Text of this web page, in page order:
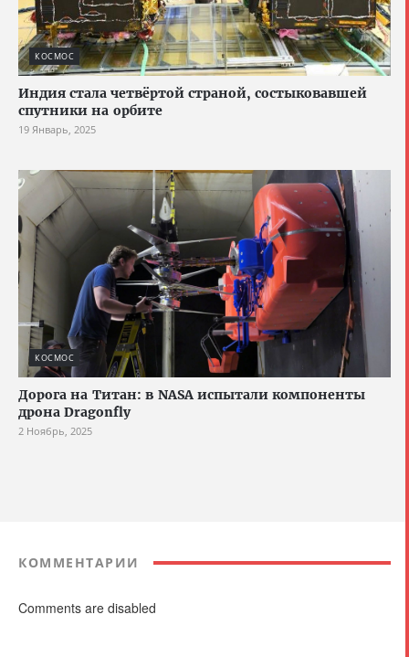
КОСМОС
Индия стала четвёртой страной, состыковавшей
спутники на орбите
19 Январь, 2025
КОСМОС
Дорога на Титан: в NASA испытали компоненты
дрона Dragonfly
2 Ноябрь, 2025
КОММЕНТАРИИ
Comments are disabled